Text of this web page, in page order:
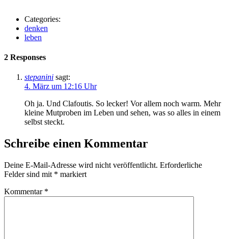
Categories:
denken
leben
2 Responses
stepanini sagt:
4. März um 12:16 Uhr
Oh ja. Und Clafoutis. So lecker! Vor allem noch warm. Mehr
kleine Mutproben im Leben und sehen, was so alles in einem
selbst steckt.
Schreibe einen Kommentar
Deine E-Mail-Adresse wird nicht veröffentlicht. Erforderliche
Felder sind mit * markiert
Kommentar *